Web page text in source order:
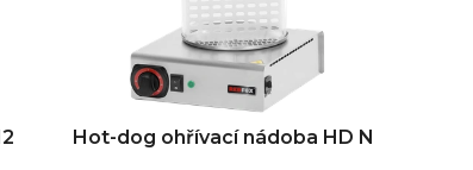
Hot-dog ohřívací nádoba HD N